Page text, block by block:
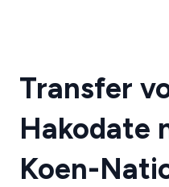
Transfer
Hakodate
Koen-